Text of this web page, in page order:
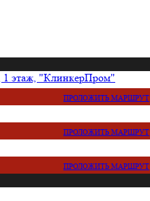
1 этаж, "КлинкерПром"
ПРОЛОЖИТЬ МАРШРУТ
ПРОЛОЖИТЬ МАРШРУТ
ПРОЛОЖИТЬ МАРШРУТ